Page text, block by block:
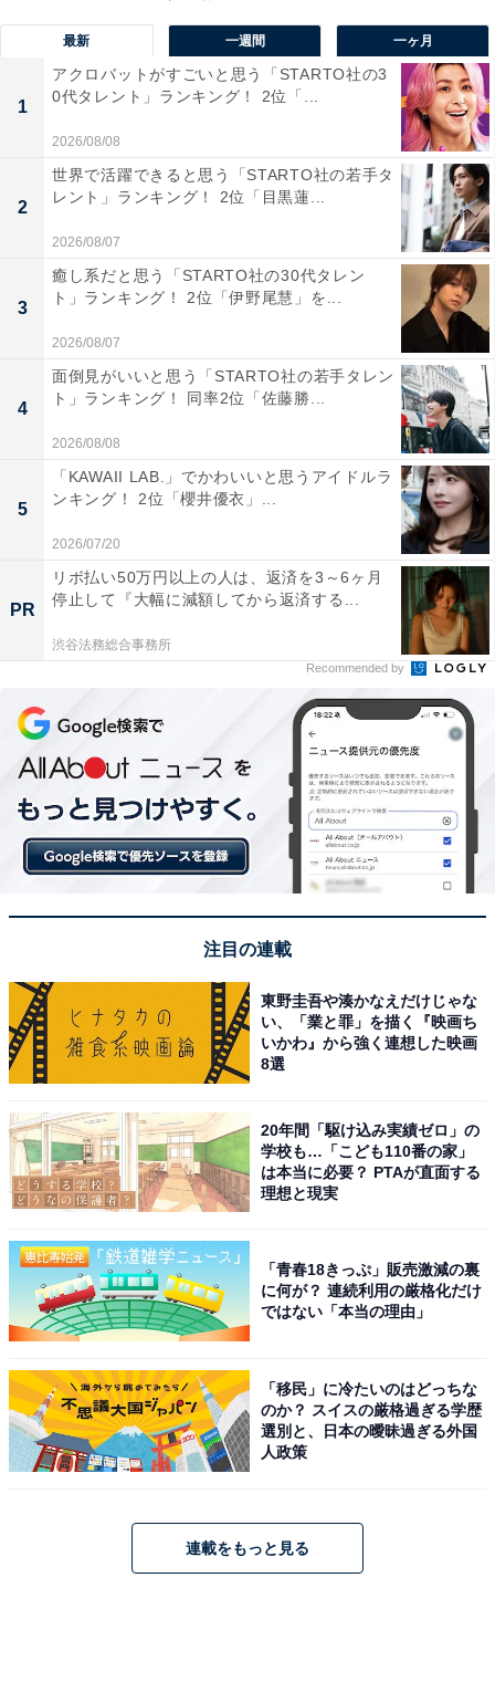
1位にランクインしたのは、ふじとあじさいの道です。
1.5kmの沿道を藤とあじさいが結ぶ、加須市にある遊歩
道。約1万株のあじさいは圧巻です。
例年6月中旬の日曜日に行われる「あじさい祭り」で
は、人力車の搭乗体験やあじさい苗のプレゼントなどの
イベントも開催。散策を楽しむハイカーにも人気です。
回答コメントでは「あじさいの中を歩く感じが楽しめる
から」（30代女性／神奈川県）、「豊富な品種を楽しめ
るので」（20代女性／東京都）、「のんびり散策した
い」（40代女性／岡山県）などの声が集まりました。
この記事の筆者：くま なかこ プロフィール
編集プロダクション出身のフリーランスエディター。編
集・執筆・校閲・SNS運用担当として月間120本以上の
コンテンツ制作に携わっています。得意なジャンルはラ
イフスタイル・金融・育児・エンタメ関連。
次ページ
6位までの全ランキング結果を見
こちらもおすすめ
千葉県で人気の「あじさいの名所」ランキン
グ！ 2位「あじさい遊歩道」を大差で抑えた1位
1 2
最新 一週間 一ヶ月
1
アクロバットがすごいと思う「STARTO社の3
0代タレント」ランキング！ 2位「...
2026/08/08
2
世界で活躍できると思う「STARTO社の若手タ
レント」ランキング！ 2位「目黒蓮...
2026/08/07
3
癒し系だと思う「STARTO社の30代タレン
ト」ランキング！ 2位「伊野尾慧」を...
2026/08/07
4
面倒見がいいと思う「STARTO社の若手タレン
ト」ランキング！ 同率2位「佐藤勝...
2026/08/08
5
「KAWAII LAB.」でかわいいと思うアイドルラ
ンキング！ 2位「櫻井優衣」...
2026/07/20
PR
リボ払い50万円以上の人は、返済を3～6ヶ月
停止して『大幅に減額してから返済する...
渋谷法務総合事務所
Recommended by
注目の連載
東野圭吾や湊かなえだけじゃな
い、「業と罪」を描く『映画ち
いかわ』から強く連想した映画
8選
20年間「駆け込み実績ゼロ」の
学校も…「こども110番の家」
は本当に必要？ PTAが直面する
理想と現実
「青春18きっぷ」販売激減の裏
に何が？ 連続利用の厳格化だけ
ではない「本当の理由」
「移民」に冷たいのはどっちな
のか？ スイスの厳格過ぎる学歴
選別と、日本の曖昧過ぎる外国
人政策
連載をもっと見る